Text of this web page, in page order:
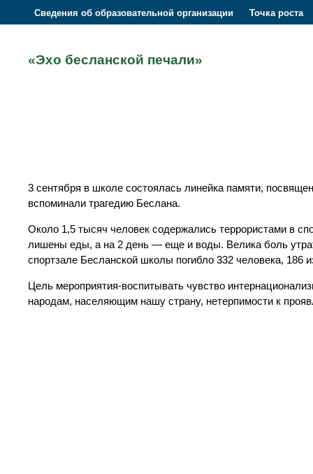
Сведения об образовательной организации Точка роста
«Эхо бесланской печали»
3 сентября в школе состоялась линейка памяти,
вспоминали трагедию Беслана.
Около 1,5 тысяч человек содержались террористами в
лишены еды, а на 2 день — еще и воды. Велика боль
спортзале Бесланской школы погибло 332 человека, 186
Цель мероприятия-воспитывать чувство
народам, населяющим нашу страну, нетерпимости к